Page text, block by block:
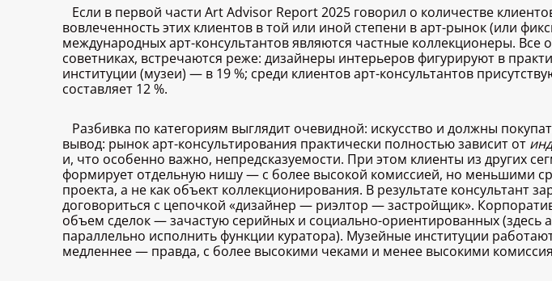
Если в первой части Art Advisor Report 2025 говорил о количестве
вовлеченность этих клиентов в той или иной степени в арт-рынок (или
международных арт-консультантов являются частные коллекционеры. Все
советниках, встречаются реже: дизайнеры интерьеров фигурируют в
институции (музеи) — в 19 %; среди клиентов арт-консультантов
составляет 12 %.
Разбивка по категориям выглядит очевидной: искусство и должны
вывод: рынок арт-консультирования практически полностью зависит от
и, что особенно важно, непредсказуемости. При этом клиенты из других
формирует отдельную нишу — с более высокой комиссией, но меньшими
проекта, а не как объект коллекционирования. В результате консультант
договориться с цепочкой «дизайнер — риэлтор — застройщик».
объем сделок — зачастую серийных и социально-ориентированных (здесь
параллельно исполнить функции куратора). Музейные институции
медленнее — правда, с более высокими чеками и менее высокими